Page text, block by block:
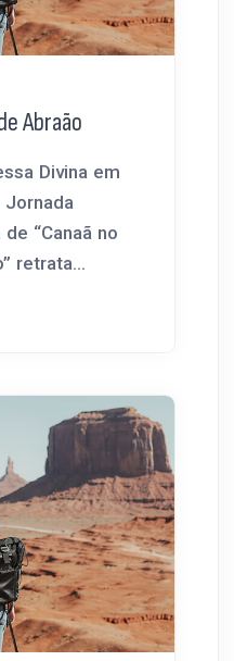
Abraão
Divina em
Jornada
“Canaã no
retrata...